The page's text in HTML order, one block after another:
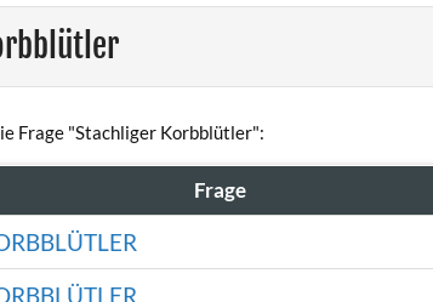
Frage "Stachliger Korbblütler":
Frage